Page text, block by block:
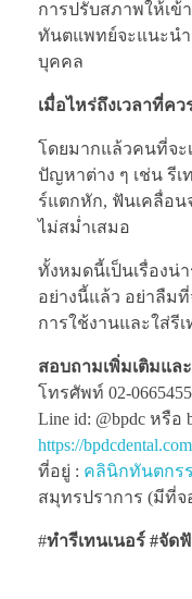
การปรับสภาพให้เข้
ทันตแพทย์จะแนะนำ
บุคคล
เมื่อไหร่ถึงเวลาที่คว
โดยมากแล้วคนที่จะ
ปัญหาต่าง ๆ เช่น รีเ
ร์แตกหัก, ฟันเคลื่อน
ไม่สม่ำเสมอ
ทั้งหมดนี้เป็นเรื่องน่
อย่างนี้แล้ว อย่าลืมที่
การใช้งานและใส่รี
สอบถามเพิ่มเติมแ
โทรศัพท์ 02-0665455
Line id: @bpdc หรือ
https://
ที่อยู่ : คลินิกทันตกร
สมุทรปราการ (มีที่จ
#ทำรีเทนเนอร์ #จัด